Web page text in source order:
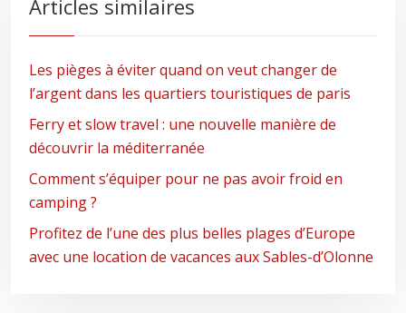
Articles similaires
Les pièges à éviter quand on veut changer de
l’argent dans les quartiers touristiques de paris
Ferry et slow travel : une nouvelle manière de
découvrir la méditerranée
Comment s’équiper pour ne pas avoir froid en
camping ?
Profitez de l’une des plus belles plages d’Europe
avec une location de vacances aux Sables-d’Olonne